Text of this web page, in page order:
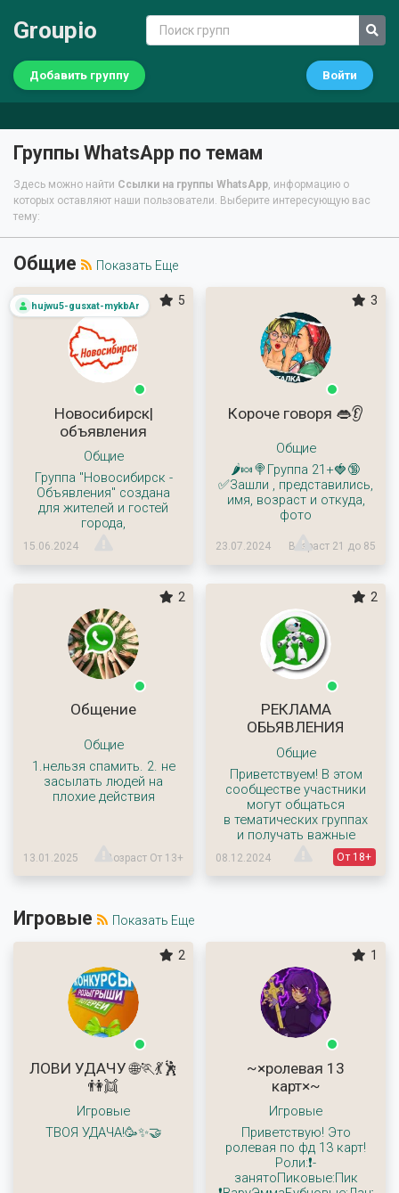
Groupio
Добавить группу Войти
Группы WhatsApp по темам
Здесь можно найти Ссылки на группы WhatsApp, информацию о
которых оставляют наши пользователи. Выберите интересующую вас
тему:
Общие Показать Еще
hujwu5-gusxat-mykbAr 5
Новосибирск|
объявления
Общие
Группа "Новосибирск -
Объявления" создана
для жителей и гостей
города,
15.06.2024
3
Короче говоря 👄👂
Общие
🌶🍬🍭Группа 21+🍓🔞
✅Зашли , представились,
имя, возраст и откуда,
фото
23.07.2024 Возраст 21 до 85
2
Общение
Общие
1.нельзя спамить. 2. не
засылать людей на
плохие действия
13.01.2025 Возраст От 13+
2
РЕКЛАМА
ОБЬЯВЛЕНИЯ
Общие
Приветствуем! В этом
сообществе участники
могут общаться
в тематических группах
и получать важные
08.12.2024 От 18+
Игровые Показать Еще
2
ЛОВИ УДАЧУ 🌐🏃💃🕺
👫👯
Игровые
ТВОЯ УДАЧА!🥳✨🤝
1
~×ролевая 13
карт×~
Игровые
Приветствую! Это
ролевая по фд 13 карт!
Роли:❗-
занятоПиковые:Пик